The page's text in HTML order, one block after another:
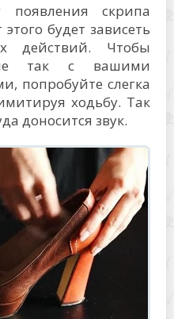
появления скрипа
будет зависеть
действий. Чтобы
не так с вашими
попробуйте слегка
ходьбу. Так
доносится звук.